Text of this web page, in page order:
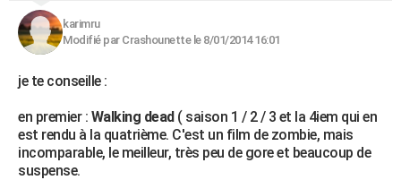
karimru
Modifié par Crashounette le 8/01/2014 16:01
je te conseille :
en premier : Walking dead( saison 1 / 2 / 3 et la 4iem qui en
est rendu à la quatrième. C'est un film de zombie, mais
incomparable, le meilleur, très peu de gore et beaucoup de
suspense.